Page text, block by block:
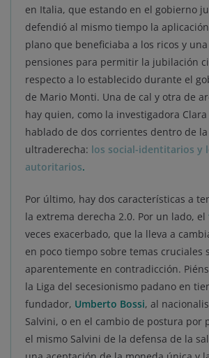
en Italia, que estando en el gobierno
defendió al mismo tiempo la
plano que beneficiaba a los ricos y
pensiones para permitir la jubilación
respecto a lo establecido durante el
de Mario Monti. Una de cal y otra de
hay quien, como la investigadora Clara
hablado de dos corrientes dentro de
ultraderecha: los social-identitarios y
autoritarios.
Por último, hay dos características a
la extrema derecha 2.0. Por un lado, el
veces exacerbado, que la lleva a
en poco tiempo sobre temas cruciales
aparentemente en contradicción.
la Liga del secesionismo padano en
fundador, Umberto Bossi, al
Salvini, o en el cambio de postura por
el mismo Salvini de la defensa de la